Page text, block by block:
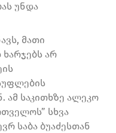
უნდა
მათი
არ
საკითხზე ალეკო
სხვა
საბა ბუაძესთან